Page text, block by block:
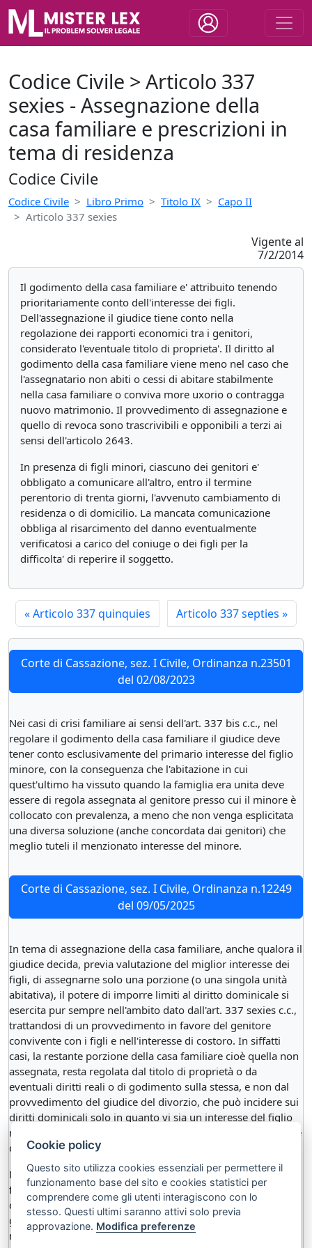
Codice Civile > Articolo 337
sexies - Assegnazione della
casa familiare e prescrizioni in
tema di residenza
Codice Civile
Codice Civile Libro Primo Titolo IX
Capo II
Articolo 337 sexies
Vigente al
7/2/2014
Il godimento della casa familiare e' attribuito tenendo
prioritariamente conto dell'interesse dei figli.
Dell'assegnazione il giudice tiene conto nella
regolazione dei rapporti economici tra i genitori,
considerato l'eventuale titolo di proprieta'. Il diritto al
godimento della casa familiare viene meno nel caso che
l'assegnatario non abiti o cessi di abitare stabilmente
nella casa familiare o conviva more uxorio o contragga
nuovo matrimonio. Il provvedimento di assegnazione e
quello di revoca sono trascrivibili e opponibili a terzi ai
sensi dell'articolo 2643.
In presenza di figli minori, ciascuno dei genitori e'
obbligato a comunicare all'altro, entro il termine
perentorio di trenta giorni, l'avvenuto cambiamento di
residenza o di domicilio. La mancata comunicazione
obbliga al risarcimento del danno eventualmente
verificatosi a carico del coniuge o dei figli per la
difficolta' di reperire il soggetto.
«Articolo 337 quinquies Articolo 337 septies »
Corte di Cassazione, sez. I Civile, Ordinanza n.23501
del 02/08/2023
Nei casi di crisi familiare ai sensi dell'art. 337 bis c.c., nel
regolare il godimento della casa familiare il giudice deve
tener conto esclusivamente del primario interesse del figlio
minore, con la conseguenza che l'abitazione in cui
quest'ultimo ha vissuto quando la famiglia era unita deve
essere di regola assegnata al genitore presso cui il minore è
collocato con prevalenza, a meno che non venga esplicitata
una diversa soluzione (anche concordata dai genitori) che
meglio tuteli il menzionato interesse del minore.
Corte di Cassazione, sez. I Civile, Ordinanza n.12249
del 09/05/2025
In tema di assegnazione della casa familiare, anche qualora il
giudice decida, previa valutazione del miglior interesse dei
figli, di assegnarne solo una porzione (o una singola unità
abitativa), il potere di imporre limiti al diritto dominicale si
esercita pur sempre nell'ambito dato dall'art. 337 sexies c.c.,
trattandosi di un provvedimento in favore del genitore
convivente con i figli e nell'interesse di costoro. In siffatti
casi, la restante porzione della casa familiare cioè quella non
assegnata, resta regolata dal titolo di proprietà o da
eventuali diritti reali o di godimento sulla stessa, e non dal
provvedimento del giudice del divorzio, che può incidere sui
diritti dominicali solo in quanto vi sia un interesse del figlio
minore o maggiorenne non economicamente autosufficiente
da tutelare.
Nessun provvedimento di assegnazione di porzioni di casa
familiare, ovvero di altre unità immobiliari che non
costituiscono habitat dei figli, può rendersi in favore del
genitore non convivente con la prole, restando estranea,
nella fattispecie, ogni valutazione relativa alla ponderazione
Cookie policy
Questo sito utilizza cookies essenziali per permettere il
funzionamento base del sito e cookies statistici per
comprendere come gli utenti interagiscono con lo
stesso. Questi ultimi saranno attivi solo previa
approvazione. Modifica preferenze